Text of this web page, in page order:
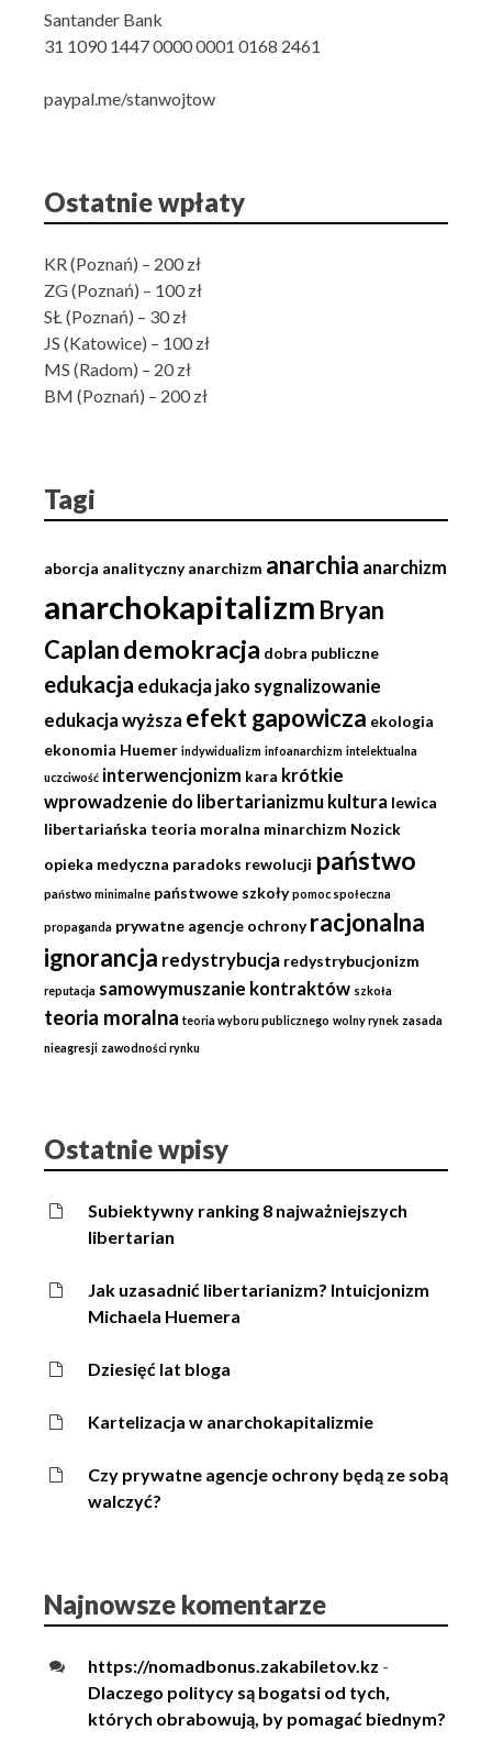
Santander Bank
31 1090 1447 0000 0001 0168 2461
paypal.me/stanwojtow
Ostatnie wpłaty
KR (Poznań) – 200 zł
ZG (Poznań) – 100 zł
SŁ (Poznań) – 30 zł
JS (Katowice) – 100 zł
MS (Radom) – 20 zł
BM (Poznań) – 200 zł
Tagi
aborcja analityczny anarchizm anarchia anarchizm
anarchokapitalizm Bryan
Caplandemokracja dobra publiczne
edukacja edukacja jako sygnalizowanie
edukacja wyższa efekt gapowicza ekologia
ekonomia Huemer indywidualizm infoanarchizm intelektualna
uczciwość interwencjonizm kara krótkie
wprowadzenie do libertarianizmu kultura lewica
libertariańska teoria moralna minarchizm Nozick
opieka medyczna paradoks rewolucji państwo
państwo minimalne państwowe szkoły pomoc społeczna
propaganda prywatne agencje ochrony racjonalna
ignorancja redystrybucja redystrybucjonizm
reputacja samowymuszanie kontraktów szkoła
teoria moralna teoria wyboru publicznego wolny rynek zasada
nieagresji zawodności rynku
Ostatnie wpisy
Subiektywny ranking 8 najważniejszych
libertarian
Jak uzasadnić libertarianizm? Intuicjonizm
Michaela Huemera
Dziesięć lat bloga
Kartelizacja w anarchokapitalizmie
Czy prywatne agencje ochrony będą ze sobą
walczyć?
Najnowsze komentarze
https://nomadbonus.zakabiletov.kz -
Dlaczego politycy są bogatsi od tych,
których obrabowują, by pomagać biednym?